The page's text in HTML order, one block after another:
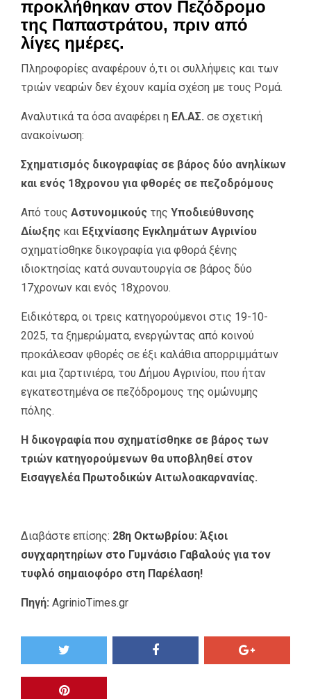
προκλήθηκαν στον Πεζόδρομο
της Παπαστράτου, πριν από
λίγες ημέρες.
Πληροφορίες αναφέρουν ό,τι οι συλλήψεις και των
τριών νεαρών δεν έχουν καμία σχέση με τους Ρομά.
Αναλυτικά τα όσα αναφέρει η ΕΛ.ΑΣ. σε σχετική
ανακοίνωση:
Σχηματισμός δικογραφίας σε βάρος δύο ανηλίκων
και ενός 18χρονου για φθορές σε πεζοδρόμους
Από τους Αστυνομικούς της Υποδιεύθυνσης
Δίωξης και Εξιχνίασης Εγκλημάτων Αγρινίου
σχηματίσθηκε δικογραφία για φθορά ξένης
ιδιοκτησίας κατά συναυτουργία σε βάρος δύο
17χρονων και ενός 18χρονου.
Ειδικότερα, οι τρεις κατηγορούμενοι στις 19-10-
2025, τα ξημερώματα, ενεργώντας από κοινού
προκάλεσαν φθορές σε έξι καλάθια απορριμμάτων
και μια ζαρτινιέρα, του Δήμου Αγρινίου, που ήταν
εγκατεστημένα σε πεζόδρομους της ομώνυμης
πόλης.
Η δικογραφία που σχηματίσθηκε σε βάρος των
τριών κατηγορούμενων θα υποβληθεί στον
Εισαγγελέα Πρωτοδικών Αιτωλοακαρνανίας.
Διαβάστε επίσης: 28η Οκτωβρίου: Άξιοι
συγχαρητηρίων στο Γυμνάσιο Γαβαλούς για τον
τυφλό σημαιοφόρο στη Παρέλαση!
Πηγή: AgrinioTimes.gr